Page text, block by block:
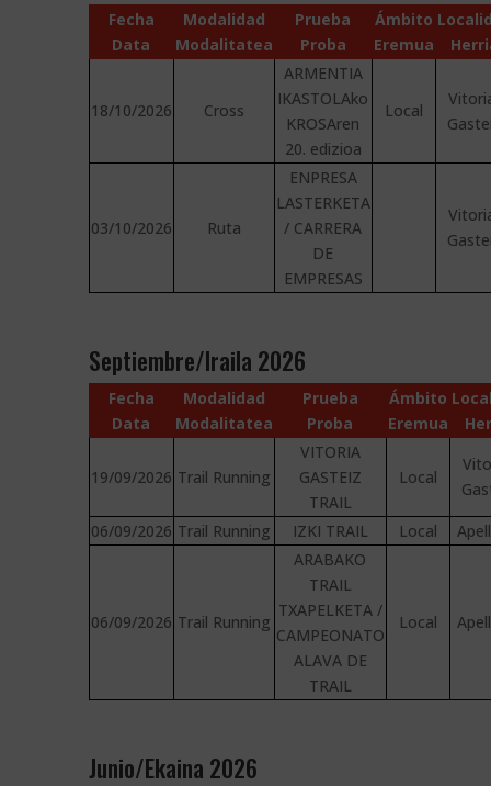
Fecha
Data
Modalidad
Modalitatea
Prueba
Proba
Ámbito
Eremua
18/10/2026 Cross
ARMENTIA
IKASTOLAko
KROSAren
20. edizioa
Local
03/10/2026 Ruta
ENPRESA
LASTERKETA
/ CARRERA
DE
EMPRESAS
Septiembre/Iraila 2026
Fecha
Data
Modalidad
Modalitatea
Prueba
Proba
Ámbito
Eremua
19/09/2026 Trail Running
VITORIA
GASTEIZ
TRAIL
Local
06/09/2026 Trail Running IZKI TRAIL Local
06/09/2026 Trail Running
ARABAKO
TRAIL
TXAPELKETA /
CAMPEONATO
ALAVA DE
TRAIL
Local
Junio/Ekaina 2026